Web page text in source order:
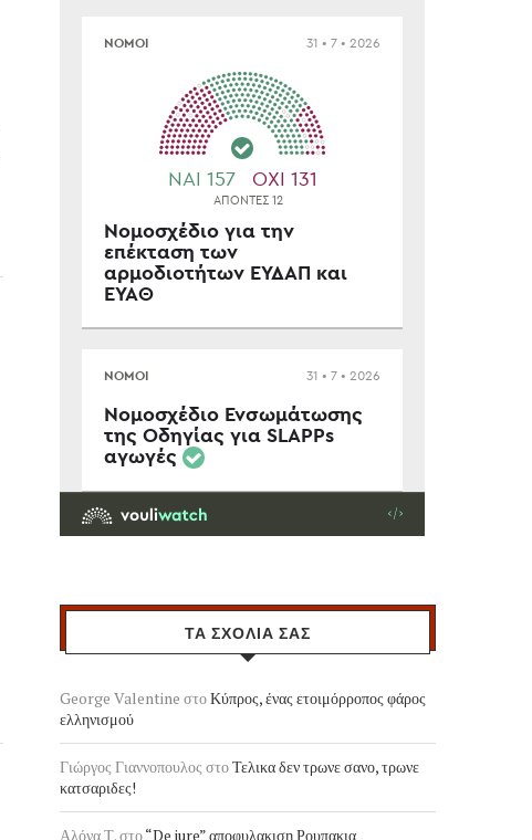
ΤΑ ΣΧΟΛΙΑ ΣΑΣ
George Valentine στοΚύπρος, ένας ετοιμόρροπος φάρος
ελληνισμού
Γιώργος Γιαννοπουλος στοΤελικα δεν τρωνε σανο, τρωνε
κατσαριδες!
Αλόνα Τ.στο“De jure” αποφυλακιση Ρουπακια